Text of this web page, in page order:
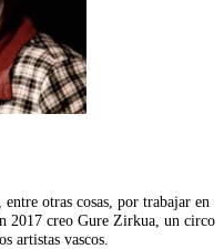
otras cosas, por trabajar en
2017 creo Gure Zirkua, un circo
artistas vascos.